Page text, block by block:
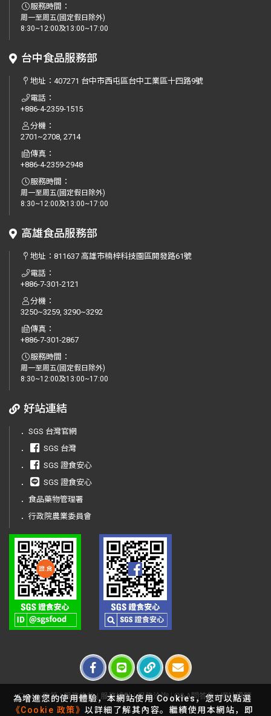
服務時間：
周一至周五(國定假日除外)
8:30~12:00及13:00~17:00
台中食品服務部
地址：407271 台中市西屯區台中工業區十四路9號
電話：
+886-4-2359-1515
分機：
2701~2708, 2714
傳真：
+886-4-2359-2948
服務時間：
周一至周五(國定假日除外)
8:30~12:00及13:00~17:00
高雄食品服務部
地址：811637 高雄市楠梓科技園區開發路61號
電話：
+886-7-301-2121
分機：
3250~3259, 3290~3292
傳真：
+886-7-301-2867
服務時間：
周一至周五(國定假日除外)
8:30~12:00及13:00~17:00
好站連結
． SGS 台灣官網
．
SGS 台灣
．
SGS 證食安心
．
SGS 證食安心
． 食品藥物管理署
． 行政院農業委員會
Cookie政策 |服務條款 | 服務據點 |服務洽詢 |Q&A問答集 |網站導覽
為增進您的使用體驗，本網站使用 Cookies，您可以點選
《Cookie 政策》以詳細了解其內容。繼續使用本網站，即